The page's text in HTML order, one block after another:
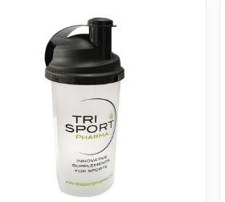
minimale en maximale